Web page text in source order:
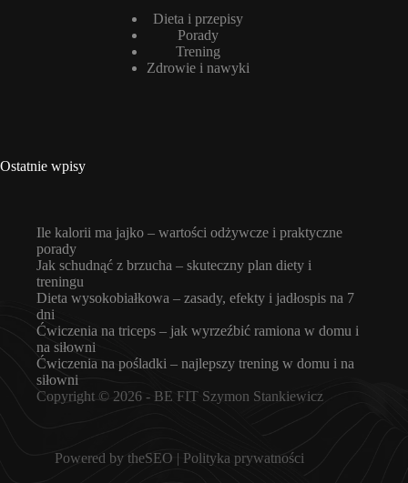
Dieta i przepisy
Porady
Trening
Zdrowie i nawyki
Ostatnie wpisy
Ile kalorii ma jajko – wartości odżywcze i praktyczne
porady
Jak schudnąć z brzucha – skuteczny plan diety i
treningu
Dieta wysokobiałkowa – zasady, efekty i jadłospis na 7
dni
Ćwiczenia na triceps – jak wyrzeźbić ramiona w domu i
na siłowni
Ćwiczenia na pośladki – najlepszy trening w domu i na
siłowni
Copyright © 2026 - BE FIT Szymon Stankiewicz
Powered bytheSEO | Polityka prywatności